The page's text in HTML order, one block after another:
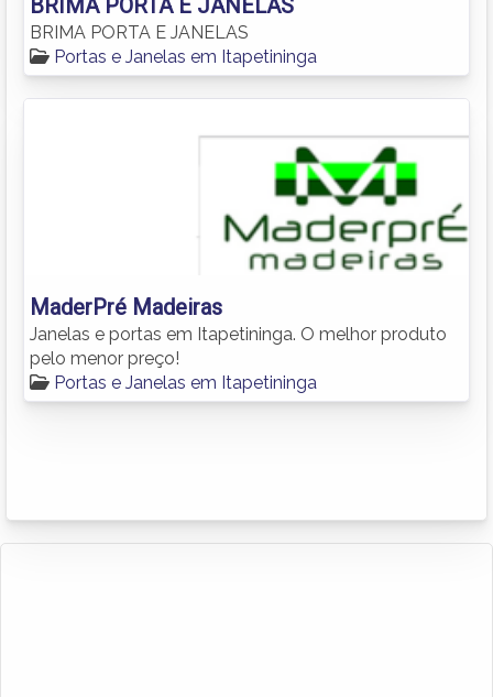
BRIMA PORTA E JANELAS
Portas e Janelas em Itapetininga
MaderPré Madeiras
Janelas e portas em Itapetininga. O melhor produto
pelo menor preço!
Portas e Janelas em Itapetininga